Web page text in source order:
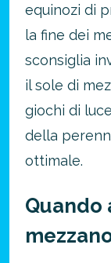
equinozi di
la fine dei
sconsiglia
il sole di
giochi di
della
ottimale.
Quando